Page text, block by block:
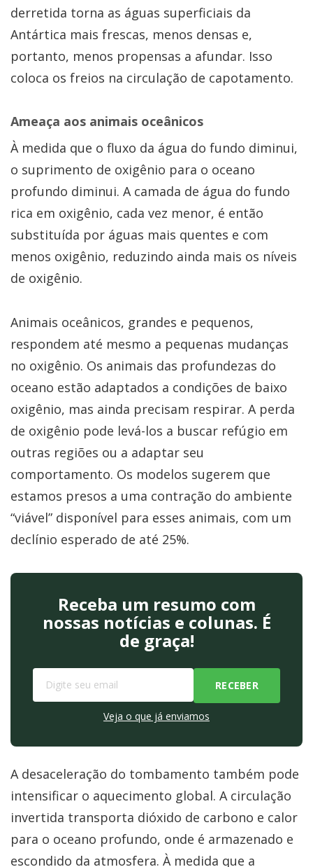
derretida torna as águas superficiais da
Antártica mais frescas, menos densas e,
portanto, menos propensas a afundar. Isso
coloca os freios na circulação de capotamento.
Ameaça aos animais oceânicos
À medida que o fluxo da água do fundo diminui,
o suprimento de oxigênio para o oceano
profundo diminui. A camada de água do fundo
rica em oxigênio, cada vez menor, é então
substituída por águas mais quentes e com
menos oxigênio, reduzindo ainda mais os níveis
de oxigênio.
Animais oceânicos, grandes e pequenos,
respondem até mesmo a pequenas mudanças
no oxigênio. Os animais das profundezas do
oceano estão adaptados a condições de baixo
oxigênio, mas ainda precisam respirar. A perda
de oxigênio pode levá-los a buscar refúgio em
outras regiões ou a adaptar seu
comportamento. Os modelos sugerem que
estamos presos a uma contração do ambiente
“viável” disponível para esses animais, com um
declínio esperado de até 25%.
Receba um resumo com
nossas notícias e colunas. É
de graça!
Veja o que já enviamos
A desaceleração do tombamento também pode
intensificar o aquecimento global. A circulação
invertida transporta dióxido de carbono e calor
para o oceano profundo, onde é armazenado e
escondido da atmosfera. À medida que a